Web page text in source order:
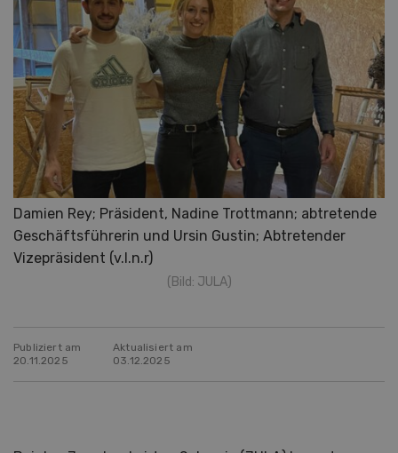
Damien Rey; Präsident, Nadine Trottmann; abtretende
Geschäftsführerin und Ursin Gustin; Abtretender
Vizepräsident (v.l.n.r)
(Bild: JULA)
Publiziert am
20.11.2025
Aktualisiert am
03.12.2025